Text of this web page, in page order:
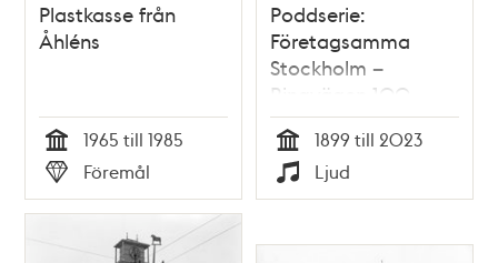
Plastkasse från
Åhléns
Tid
1965 till 1985
Typ
Föremål
Poddserie:
Företagsamma
Stockholm –
Ringvägen 100,
Åhléns
Tid
1899 till 2023
Typ
Ljud